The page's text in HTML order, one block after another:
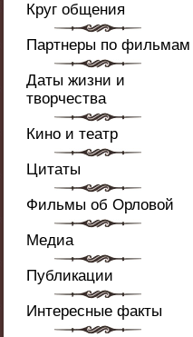
Круг общения
Партнеры по фильмам
Даты жизни и
творчества
Кино и театр
Цитаты
Фильмы об Орловой
Медиа
Публикации
Интересные факты